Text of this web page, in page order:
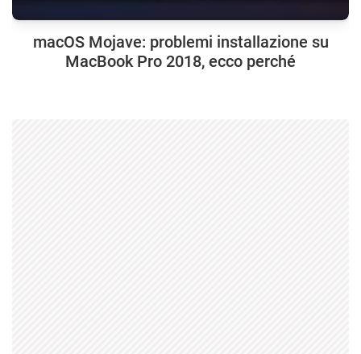
macOS Mojave: problemi installazione su
MacBook Pro 2018, ecco perché